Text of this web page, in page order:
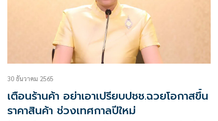
30 ธันวาคม 2565
เตือนร้านค้า อย่าเอาเปรียบปชช.ฉวยโอกาสขึ้น
ราคาสินค้า ช่วงเทศกาลปีใหม่